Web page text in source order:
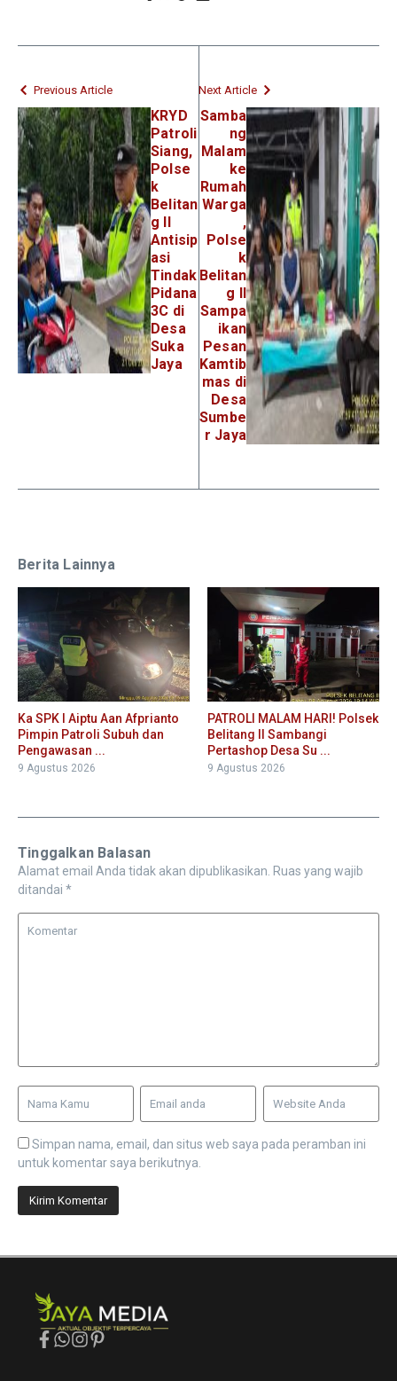
Previous Article
KRYD
Patroli
Siang,
Polse
k
Belitan
g II
Antisip
asi
Tindak
Pidana
3C di
Desa
Suka
Jaya
Next Article
Samba
ng
Malam
ke
Rumah
Warga
,
Polse
k
Belitan
g II
Sampa
ikan
Pesan
Kamtib
mas di
Desa
Sumbe
r Jaya
Berita Lainnya
Ka SPK I Aiptu Aan Afprianto
Pimpin Patroli Subuh dan
Pengawasan ...
9 Agustus 2026
PATROLI MALAM HARI! Polsek
Belitang II Sambangi
Pertashop Desa Su ...
9 Agustus 2026
Tinggalkan Balasan
Alamat email Anda tidak akan dipublikasikan. Ruas yang wajib
ditandai *
Simpan nama, email, dan situs web saya pada peramban ini
untuk komentar saya berikutnya.